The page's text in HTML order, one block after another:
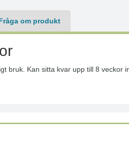
om produkt
bruk. Kan sitta kvar upp till 8